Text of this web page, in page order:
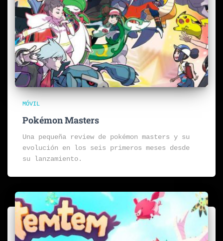
MÓVIL
Pokémon Masters
Una pequeña review de pokémon masters y su
evolución en los seis primeros meses desde
su lanzamiento.